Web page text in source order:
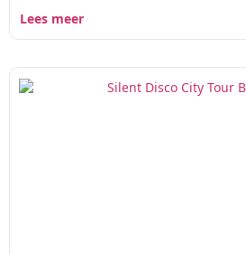
Lees meer